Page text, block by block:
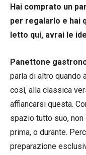
Hai comprato un
per regalarlo e hai
letto qui, avrai le
Panettone
parla di altro quando
così, alla classica
affiancarsi questa.
spazio tutto suo, non
prima, o durante.
preparazione